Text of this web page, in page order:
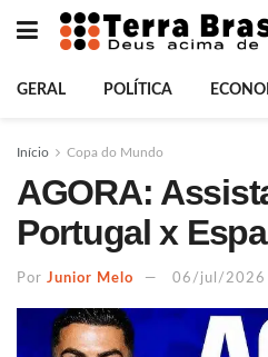
GERAL POLÍTICA
Início Copa do Mundo
AGORA:
Portugal x
Por Junior Melo 06/jul/2026